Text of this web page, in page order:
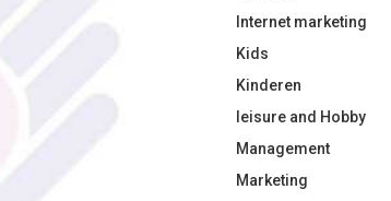
Internet marketing
Kids
Kinderen
leisure and Hobby
Management
Marketing